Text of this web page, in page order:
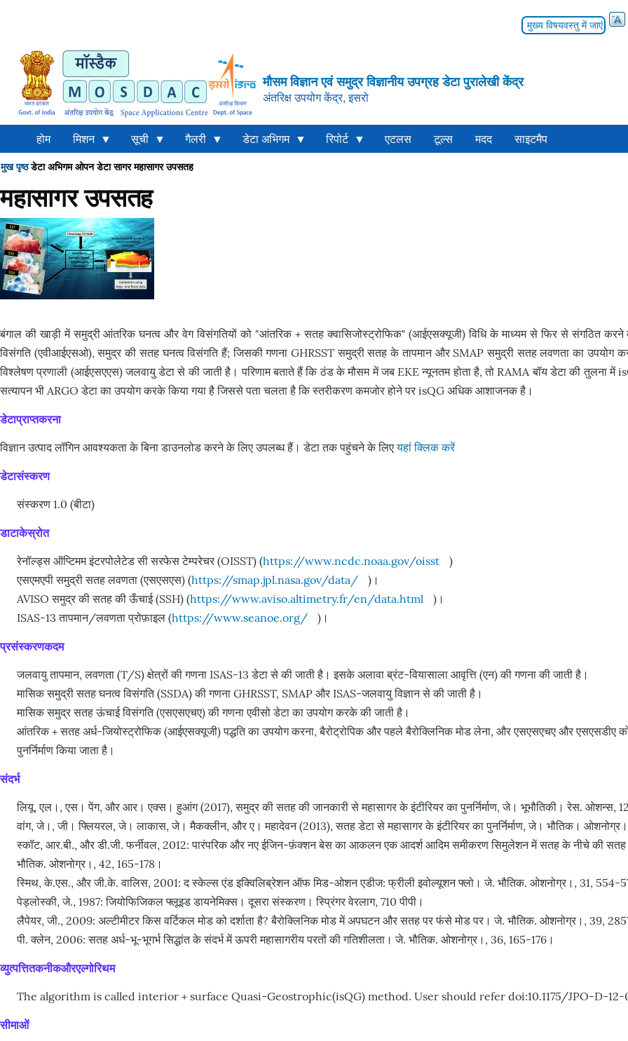
मुख्य विषयवस्तु में जाएं
मौसम विज्ञान एवं समुद्र विज्ञानीय उपग्रह डेटा पुरालेखी केंद्र
अंतरिक्ष उपयोग केंद्र, इसरो
होम मिशन सूची गैलरी डेटा अभिगम रिपोर्ट एटलस टूल्स मदद साइटमैप
Breadcrumb
मुख पृष्ठ डेटा अभिगम ओपन डेटा सागर महासागर उपसतह
महासागर उपसतह
बंगाल की खाड़ी में समुद्री आंतरिक घनत्व और वेग विसंगतियों को "आंतरिक + सतह क्वासिजोस्ट्रोफिक" (आईएसक्यूजी) विधि के माध्यम से फिर से संगठित
विसंगति (एवीआईएसओ), समुद्र की सतह घनत्व विसंगति हैं; जिसकी गणना GHRSST समुद्री सतह के तापमान और SMAP समुद्री सतह लवणता का
विश्लेषण प्रणाली (आईएसएएस) जलवायु डेटा से की जाती है। परिणाम बताते हैं कि ठंड के मौसम में जब EKE न्यूनतम होता है, तो RAMA बॉय डेटा की तुलना में
सत्यापन भी ARGO डेटा का उपयोग करके किया गया है जिससे पता चलता है कि स्तरीकरण कमजोर होने पर isQG अधिक आशाजनक है।
डेटाप्राप्तकरना
विज्ञान उत्पाद लॉगिन आवश्यकता के बिना डाउनलोड करने के लिए उपलब्ध हैं। डेटा तक पहुंचने के लिएयहां क्लिक करें
डेटासंस्करण
संस्करण 1.0 (बीटा)
डाटाकेस्रोत
रेनॉल्ड्स ऑप्टिमम इंटरपोलेटेड सी सरफेस टेम्परेचर (OISST) (https://www.ncdc.noaa.gov/oisst
)
एसएमएपी समुद्री सतह लवणता (एसएसएस) (https://smap.jpl.nasa.gov/data/
)।
AVISO समुद्र की सतह की ऊँचाई (SSH) (https://www.aviso.altimetry.fr/en/data.html
)।
ISAS-13 तापमान/लवणता प्रोफ़ाइल (https://www.seanoe.org/ )।
प्रसंस्करणकदम
जलवायु तापमान, लवणता (T/S) क्षेत्रों की गणना ISAS-13 डेटा से की जाती है। इसके अलावा ब्रंट-वियासाला आवृत्ति (एन) की गणना की जाती है।
मासिक समुद्री सतह घनत्व विसंगति (SSDA) की गणना GHRSST, SMAP और ISAS-जलवायु विज्ञान से की जाती है।
मासिक समुद्र सतह ऊंचाई विसंगति (एसएसएचए) की गणना एवीसो डेटा का उपयोग करके की जाती है।
आंतरिक + सतह अर्ध-जियोस्ट्रोफिक (आईएसक्यूजी) पद्धति का उपयोग करना, बैरोट्रोपिक और पहले बैरोक्लिनिक मोड लेना, और एसएसएचए और एसएसडीए
पुनर्निर्माण किया जाता है।
संदर्भ
लियू, एल।, एस। पेंग, और आर। एक्स। हुआंग (2017), समुद्र की सतह की जानकारी से महासागर के इंटीरियर का पुनर्निर्माण, जे। भूभौतिकी। रेस. ओशन्स,
वांग, जे।, जी। फ्लियरल, जे। लाकास, जे। मैकक्लीन, और ए। महादेवन (2013), सतह डेटा से महासागर के इंटीरियर का पुनर्निर्माण, जे। भौतिक।
स्कॉट, आर.बी., और डी.जी. फर्नीवल, 2012: पारंपरिक और नए ईजिन-फ़ंक्शन बेस का आकलन एक आदर्श आदिम समीकरण सिमुलेशन में सतह के नीचे की
भौतिक. ओशनोग्र।, 42, 165-178।
स्मिथ, के.एस., और जी.के. वालिस, 2001: द स्केल्स एंड इक्विलिब्रेशन ऑफ मिड-ओशन एडीज: फ्रीली इवोल्यूशन फ्लो। जे. भौतिक. ओशनोग्र।, 31, 554-
पेड्लोस्की, जे., 1987: जियोफिजिकल फ्लूइड डायनेमिक्स। दूसरा संस्करण। स्प्रिंगर वेरलाग, 710 पीपी।
लैपेयर, जी., 2009: अल्टीमीटर किस वर्टिकल मोड को दर्शाता है? बैरोक्लिनिक मोड में अपघटन और सतह पर फंसे मोड पर। जे. भौतिक. ओशनोग्र।, 39,
पी. क्लेन, 2006: सतह अर्ध-भू-भूगर्भ सिद्धांत के संदर्भ में ऊपरी महासागरीय परतों की गतिशीलता। जे. भौतिक. ओशनोग्र।, 36, 165-176।
व्युत्पत्तितकनीकऔरएल्गोरिथम
The algorithm is called interior + surface Quasi-Geostrophic(isQG) method. User should refer doi:10.1175/JPO-D-12-
सीमाओं